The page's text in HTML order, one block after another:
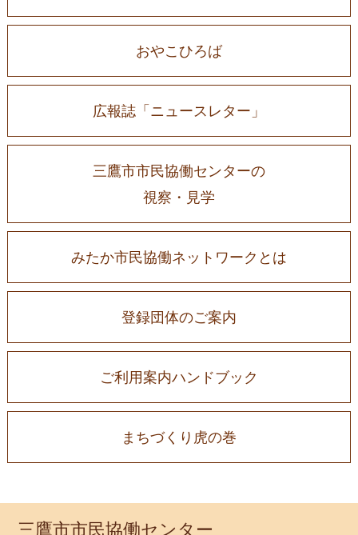
おやこひろば
広報誌「ニュースレター」
三鷹市市民協働センターの
視察・見学
みたか市民協働ネットワークとは
登録団体のご案内
ご利用案内ハンドブック
まちづくり虎の巻
三鷹市市民協働センター